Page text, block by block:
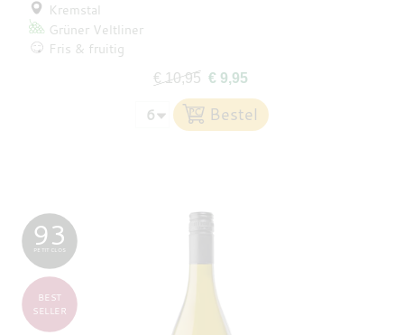
Kremstal
Grüner Veltliner
Fris & fruitig
€ 10,95 € 9,95
93
PETIT CLOS
BEST
SELLER